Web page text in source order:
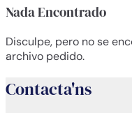
Nada Encontrado
Disculpe, pero no se
archivo pedido.
Contacta'ns